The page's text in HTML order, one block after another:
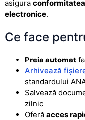
asigura
electronice.
Ce face
Preia automat
Arhivează
standardului
Salvează
zilnic
Oferă acces